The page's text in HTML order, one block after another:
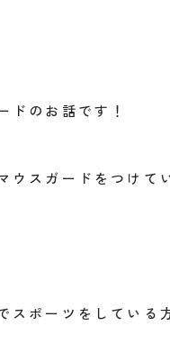
ドのお話です！
ウスガードをつけ
ポーツをしている